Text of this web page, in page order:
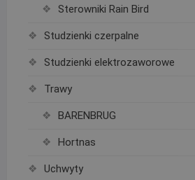
Sterowniki Rain Bird
Studzienki czerpalne
Studzienki elektrozaworowe
Trawy
BARENBRUG
Hortnas
Uchwyty